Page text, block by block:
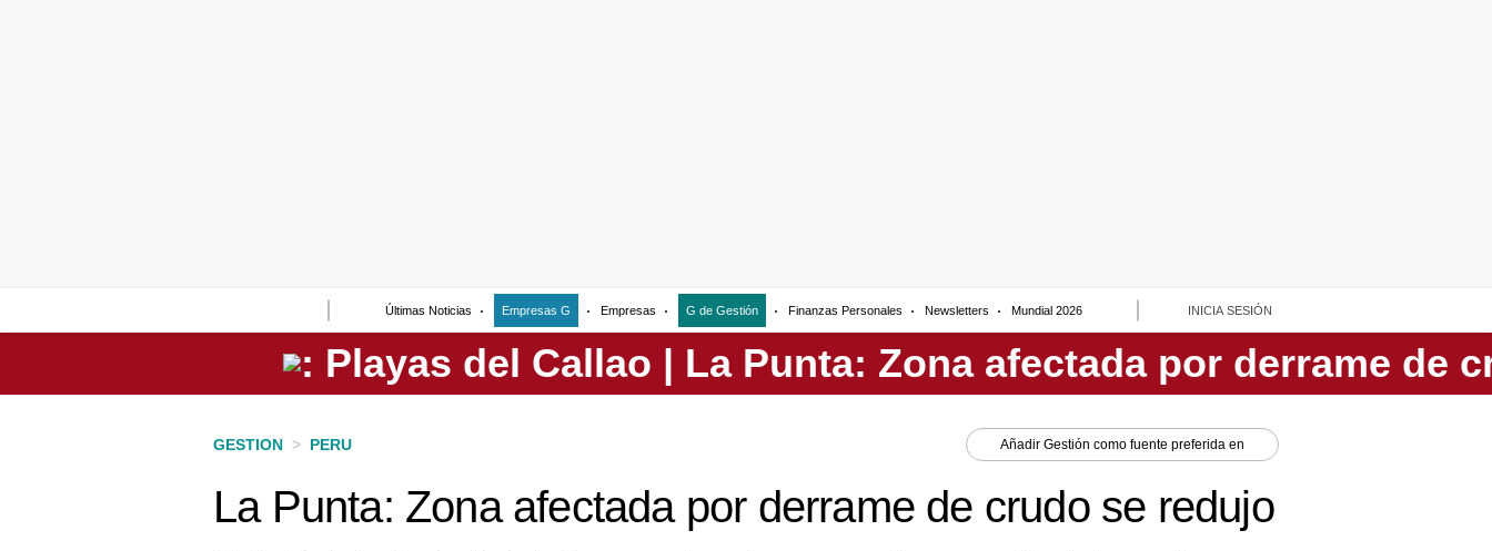
Últimas Noticias Empresas G Empresas G de Gestión Finanzas Personales Newsletters Mundial 2026 INICIA SESIÓN
Perú
GESTION > PERU Añadir Gestión como fuente preferida en
La Punta: Zona afectada por derrame de crudo se redujo